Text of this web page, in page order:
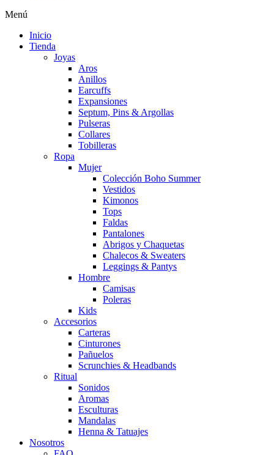
Menú
Inicio
Tienda
Joyas
Aros
Anillos
Earcuffs
Expansiones
Septum, Pins & Argollas
Pulseras
Collares
Tobilleras
Ropa
Mujer
Colección Boho Summer
Vestidos
Kimonos
Tops
Faldas
Pantalones
Abrigos y Chaquetas
Chalecos & Sweaters
Leggings & Pantys
Hombre
Camisas
Poleras
Kids
Accesorios
Carteras
Cinturones
Pañuelos
Scrunchies & Headbands
Ritual
Sonidos
Aromas
Esculturas
Mandalas
Henna & Tatuajes
Nosotros